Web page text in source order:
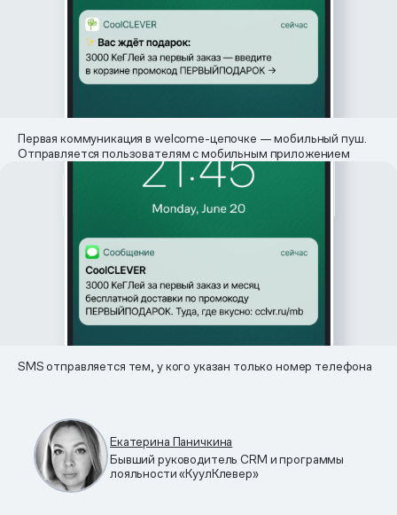
Первая коммуникация в welcome-цепочке — мобильный пуш.
Отправляется пользователям с мобильным приложением
SMS отправляется тем, у кого указан только номер телефона
Екатерина Паничкина
Бывший руководитель CRM и программы
лояльности «КуулКлевер»